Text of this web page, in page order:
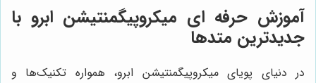
آموزش حرفه ای میکروپیگمنتیشن ابرو با
جدیدترین متدها
در دنیای پویای میکروپیگمنتیشن ابرو، همواره تکنیک‌ها و